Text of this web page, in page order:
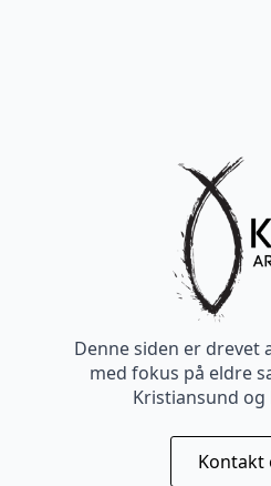
Denne siden er drevet
med fokus på eldre
Kristiansund
Kontakt